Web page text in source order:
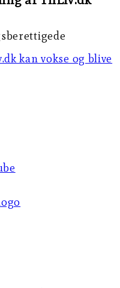
kan vokse og blive